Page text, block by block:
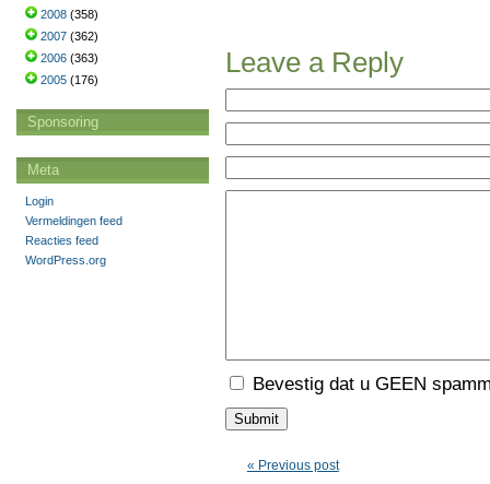
Leave a Reply
Bevestig dat u GEEN
« Previous post
2008 (358)
2007 (362)
2006 (363)
2005 (176)
Sponsoring
Meta
Login
Vermeldingen feed
Reacties feed
WordPress.org